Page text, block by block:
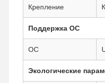
Крепление
Поддержка ОС
ОС
Экологические